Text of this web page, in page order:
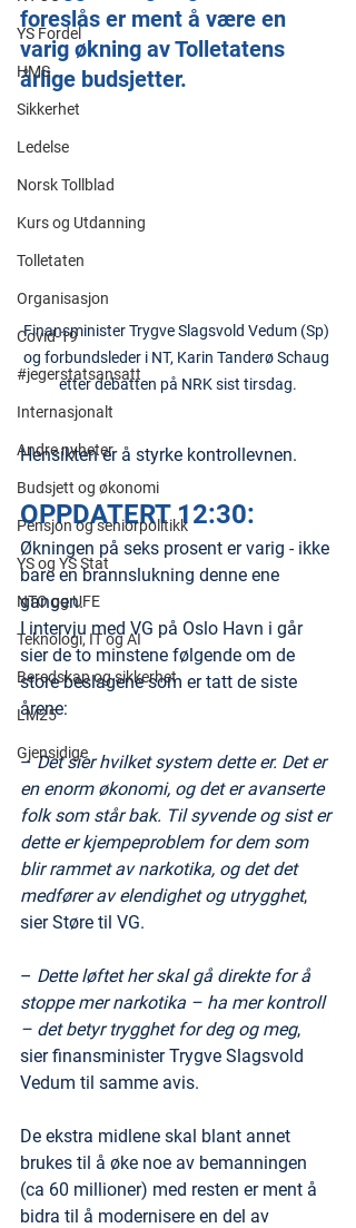
YS Fordel
HMS
Sikkerhet
Ledelse
Norsk Tollblad
Kurs og Utdanning
Tolletaten
Organisasjon
Covid-19
#jegerstatsansatt
Internasjonalt
Andre nyheter
Budsjett og økonomi
Pensjon og seniorpolitikk
YS og YS Stat
NTO og UFE
Teknologi, IT og AI
Beredskap og sikkerhet
LM25
Gjensidige
foreslås er ment å være en
varig økning av Tolletatens
årlige budsjetter.
Finansminister Trygve Slagsvold Vedum (Sp)
og forbundsleder i NT, Karin Tanderø Schaug
etter debatten på NRK sist tirsdag.
Hensikten er å styrke kontrollevnen.
OPPDATERT 12:30:
Økningen på seks prosent er varig - ikke
bare en brannslukning denne ene
gangen.
I intervju med VG på Oslo Havn i går
sier de to minstene følgende om de
store beslagene som er tatt de siste
årene:
– Det sier hvilket system dette er. Det er
en enorm økonomi, og det er avanserte
folk som står bak. Til syvende og sist er
dette er kjempeproblem for dem som
blir rammet av narkotika, og det det
medfører av elendighet og utrygghet,
sier Støre til VG.
– Dette løftet her skal gå direkte for å
stoppe mer narkotika – ha mer kontroll
– det betyr trygghet for deg og meg,
sier finansminister Trygve Slagsvold
Vedum til samme avis.
De ekstra midlene skal blant annet
brukes til å øke noe av bemanningen
(ca 60 millioner) med resten er ment å
bidra til å modernisere en del av